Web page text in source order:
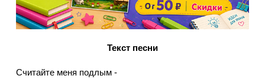
Текст песни
Считайте меня подлым -